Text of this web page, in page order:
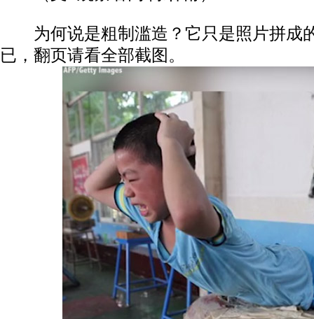
为何说是粗制滥造？它只是照片拼成的
已，翻页请看全部截图。